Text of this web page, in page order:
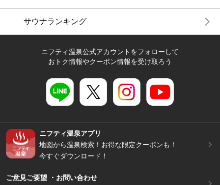
サウナランキング
ニフティ温泉公式アカウントをフォローして
おトク情報やクーポン情報を受け取ろう
ニフティ温泉アプリ
地図から温泉検索！お得な限定クーポンも！
今すぐダウンロード！
ご意見ご要望 ・お問い合わせ